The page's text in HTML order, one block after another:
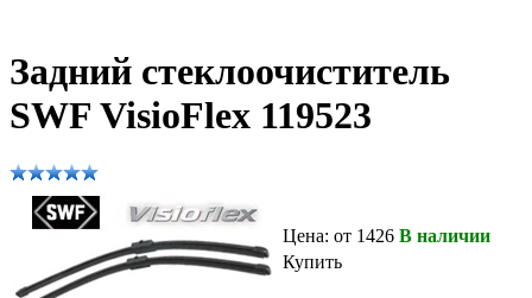
Задний стеклоочиститель
SWF VisioFlex 119523
Цена: от 1426 В наличии
Купить